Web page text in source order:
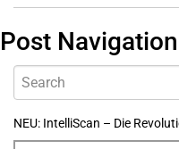
Post Navigation
NEU: IntelliScan – Die